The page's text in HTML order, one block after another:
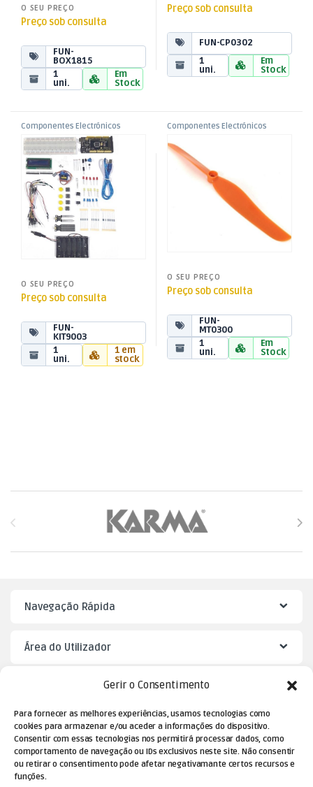
Gerir o Consentimento
Para fornecer as melhores experiências, usamos tecnologias como
cookies para armazenar e/ou aceder a informações do dispositivo.
Consentir com essas tecnologias nos permitirá processar dados, como
comportamento de navegação ou IDs exclusivos neste site. Não consentir
ou retirar o consentimento pode afetar negativamante certos recursos e
funções.
O SEU PREÇO
Preço sob consulta
FUN-
BOX1815
1
uni.
Em
Stock
Preço sob consulta
FUN-CP0302
1
uni.
Em
Stock
Componentes Electrónicos
Funduino
Kit Aprendizagem p/
Funduino MEGA 2560
O SEU PREÇO
Preço sob consulta
FUN-
KIT9003
1
uni.
1 em
stock
Componentes Electrónicos
Funduino
O SEU PREÇO
Preço sob consulta
FUN-
MT0300
1
uni.
Em
Stock
Brands Carousel
Navegação Rápida
Área do Utilizador